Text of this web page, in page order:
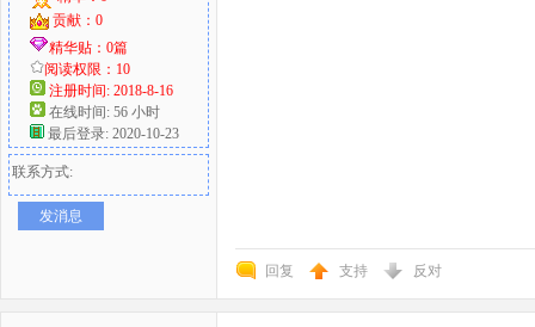
贡献：0
精华贴：0篇
阅读权限：10
注册时间: 2018-8-16
在线时间: 56 小时
最后登录: 2020-10-23
联系方式:
发消息
回复 支持 反对